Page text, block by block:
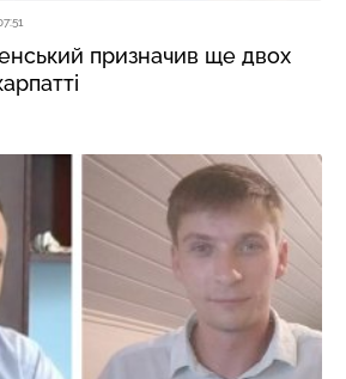
призначив ще двох